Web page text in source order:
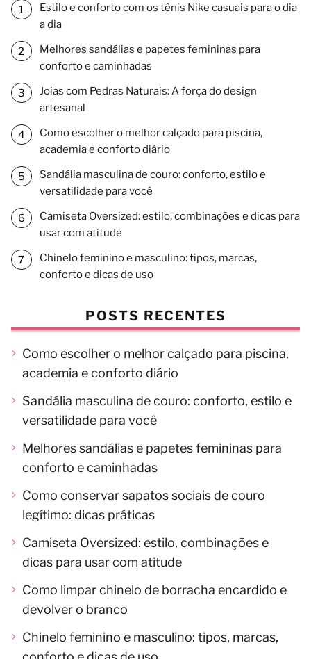
Estilo e conforto com os tênis Nike casuais para o dia
a dia
Melhores sandálias e papetes femininas para
conforto e caminhadas
Joias com Pedras Naturais: A força do design
artesanal
Como escolher o melhor calçado para piscina,
academia e conforto diário
Sandália masculina de couro: conforto, estilo e
versatilidade para você
Camiseta Oversized: estilo, combinações e dicas para
usar com atitude
Chinelo feminino e masculino: tipos, marcas,
conforto e dicas de uso
POSTS RECENTES
Como escolher o melhor calçado para piscina,
academia e conforto diário
Sandália masculina de couro: conforto, estilo e
versatilidade para você
Melhores sandálias e papetes femininas para
conforto e caminhadas
Como conservar sapatos sociais de couro
legítimo: dicas práticas
Camiseta Oversized: estilo, combinações e
dicas para usar com atitude
Como limpar chinelo de borracha encardido e
devolver o branco
Chinelo feminino e masculino: tipos, marcas,